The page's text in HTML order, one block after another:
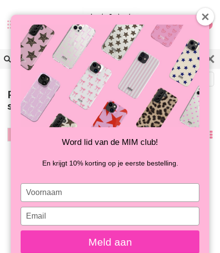
0
Terug
Producten getagd met
softcase met panterprint
PROUD PANTHER - MIM
SUPER SHOCKPROOF
Word lid van de MIM club!
En krijgt 10% korting op je eerste bestelling.
Type
your
name
Type
your
email
Meld aan